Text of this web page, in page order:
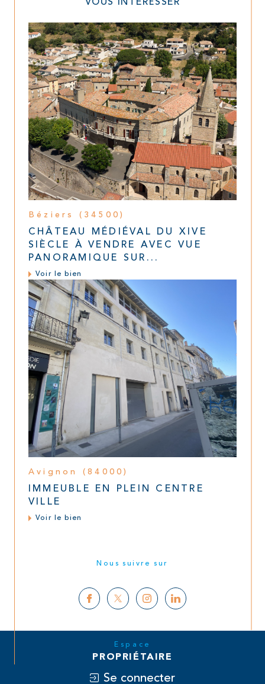
Béziers (34500)
CHÂTEAU MÉDIÉVAL DU XIVE
SIÈCLE À VENDRE AVEC VUE
PANORAMIQUE SUR...
Voir le bien
Avignon (84000)
IMMEUBLE EN PLEIN CENTRE
VILLE
Voir le bien
Nous suivre sur
Espace
PROPRIÉTAIRE
Se connecter